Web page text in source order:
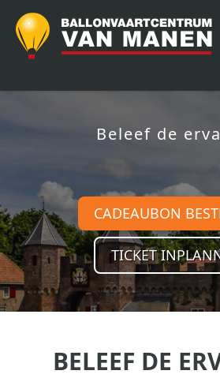
Beleef de
CADEAUBON
TICKET
BELEEF DE